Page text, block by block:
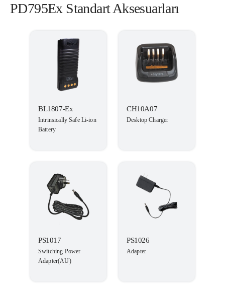
PD795Ex Standart Aksesuarları
BL1807-Ex
Intrinsically Safe Li-ion
Battery
CH10A07
Desktop Charger
PS1017
Switching Power
Adapter(AU)
PS1026
Adapter